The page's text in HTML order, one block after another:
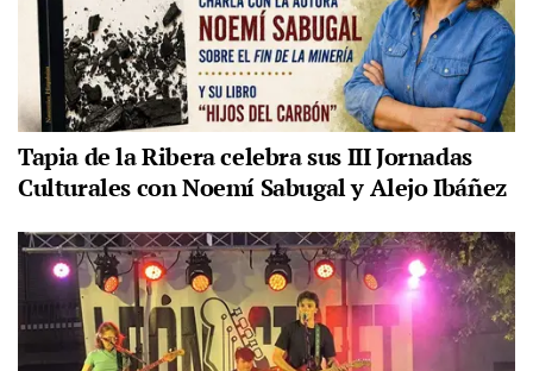
Tapia de la Ribera celebra sus III Jornadas
Culturales con Noemí Sabugal y Alejo Ibáñez